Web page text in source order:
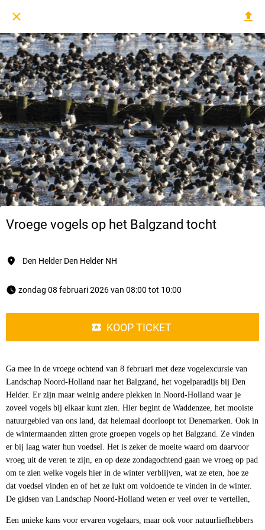
Vroege vogels op het Balgzand tocht
Den Helder Den Helder NH
zondag 08 februari 2026 van 08:00 tot 10:00
KOOP TICKET
Ga mee in de vroege ochtend van 8 februari met deze vogelexcursie van
Landschap Noord-Holland naar het Balgzand, het vogelparadijs bij Den
Helder. Er zijn maar weinig andere plekken in Noord-Holland waar je
zoveel vogels bij elkaar kunt zien. Hier begint de Waddenzee, het mooiste
natuurgebied van ons land, dat helemaal doorloopt tot Denemarken. Ook in
de wintermaanden zitten grote groepen vogels op het Balgzand. Ze vinden
er bij laag water hun voedsel. Het is zeker de moeite waard om daarvoor
vroeg uit de veren te zijn, en op deze zondagochtend gaan we vroeg op pad
om te zien welke vogels hier in de winter verblijven, wat ze eten, hoe ze
dat voedsel vinden en of het ze lukt om voldoende te vinden in de winter.
De gidsen van Landschap Noord-Holland weten er veel over te vertellen,
Een unieke kans voor ervaren vogelaars, maar ook voor natuurliefhebbers